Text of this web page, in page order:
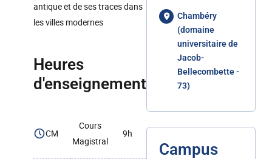
antique et de ses traces dans
les villes modernes
Heures
d'enseignement
CM
Cours
Magistral
9h
Chambéry
(domaine
universitaire de
Jacob-
Bellecombette -
73)
Campus